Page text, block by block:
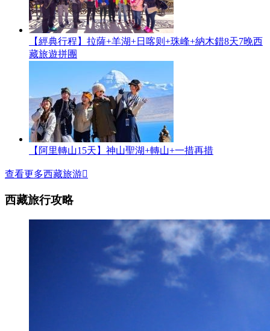
【經典行程】拉薩+羊湖+日喀则+珠峰+納木錯8天7晚西
藏旅遊拼團
【阿里轉山15天】神山聖湖+轉山+一措再措
查看更多西藏旅游
西藏旅行攻略